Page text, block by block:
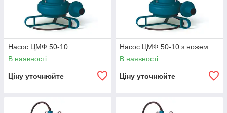
Насос ЦМФ 50-10
В наявності
Ціну уточнюйте
Насос ЦМФ 50-10 з ножем
В наявності
Ціну уточнюйте